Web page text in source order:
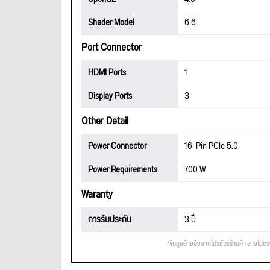
Shader Model
6.6
Port Connector
HDMI Ports
1
Display Ports
3
Other Detail
Power Connector
16-Pin PCIe 5.0
Power Requirements
700 W
Waranty
การรับประกัน 3 ปี
*ข้อมูลอ้างอิงจากโปรชัวร์ร้านค้า อาจไม่